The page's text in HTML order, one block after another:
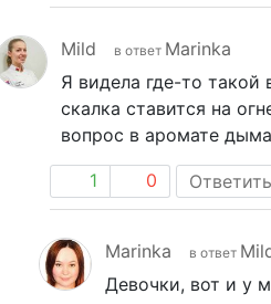
Mild в ответ Marinka
Я видела где-то такой
скалка ставится на
вопрос в аромате
1 0 Ответить
Marinka в ответ
Девочки, вот и у